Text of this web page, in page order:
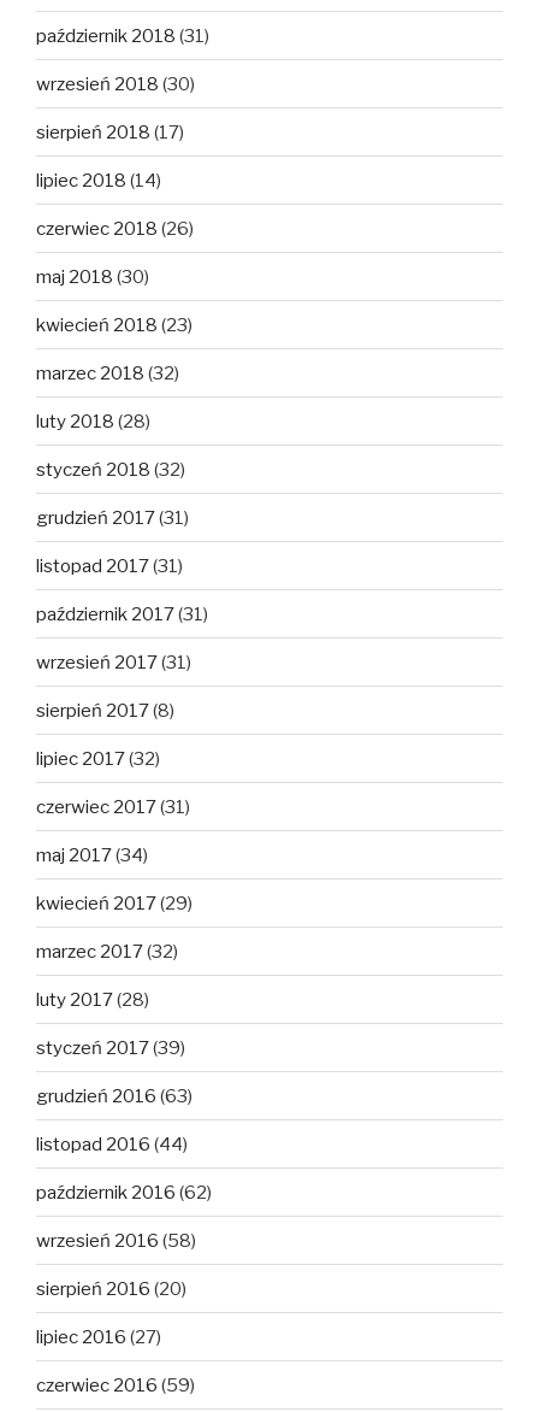
październik 2018 (31)
wrzesień 2018 (30)
sierpień 2018 (17)
lipiec 2018 (14)
czerwiec 2018 (26)
maj 2018 (30)
kwiecień 2018 (23)
marzec 2018 (32)
luty 2018 (28)
styczeń 2018 (32)
grudzień 2017(31)
listopad 2017(31)
październik 2017(31)
wrzesień 2017(31)
sierpień 2017(8)
lipiec 2017(32)
czerwiec 2017(31)
maj 2017(34)
kwiecień 2017(29)
marzec 2017(32)
luty 2017(28)
styczeń 2017(39)
grudzień 2016 (63)
listopad 2016 (44)
październik 2016 (62)
wrzesień 2016 (58)
sierpień 2016 (20)
lipiec 2016 (27)
czerwiec 2016 (59)